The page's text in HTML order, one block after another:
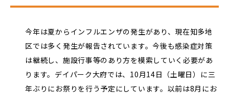
今年は夏からインフルエンザの発生があり、現在知多地
区では多く発生が報告されています。今後も感染症対策
は継続し、施設行事等のあり方を模索していく必要があ
ります。デイパーク大府では、10月14日（土曜日）に三
年ぶりにお祭りを行う予定にしています。以前は8月にお